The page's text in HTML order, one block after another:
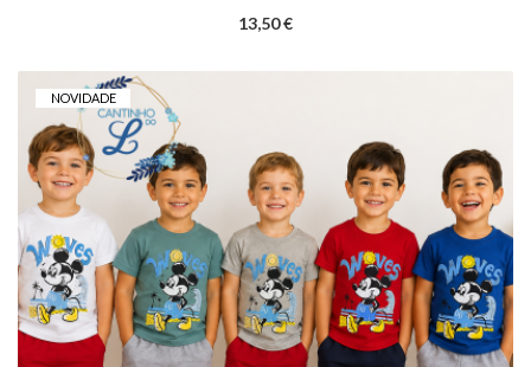
13,50 €
NOVIDADE